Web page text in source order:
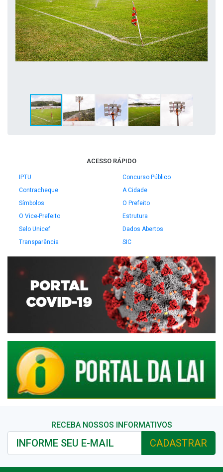
ACESSO RÁPIDO
IPTU
Concurso Público
Contracheque
A Cidade
Símbolos
O Prefeito
O Vice-Prefeito
Estrutura
Selo Unicef
Dados Abertos
Transparência
SIC
RECEBA NOSSOS INFORMATIVOS
CADASTRAR